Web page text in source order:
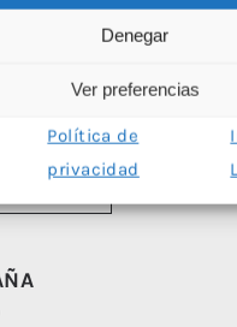
Denegar
Ver preferencias
Política de
privacidad